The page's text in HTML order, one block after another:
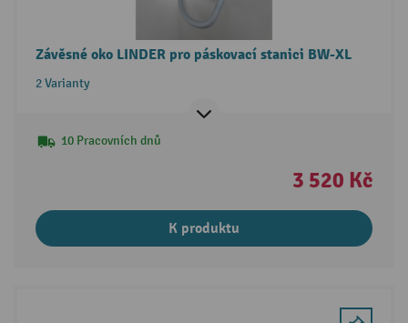
Závěsné oko LINDER pro páskovací stanici BW-XL
2 Varianty
10 Pracovních dnů
3 520 Kč
K produktu